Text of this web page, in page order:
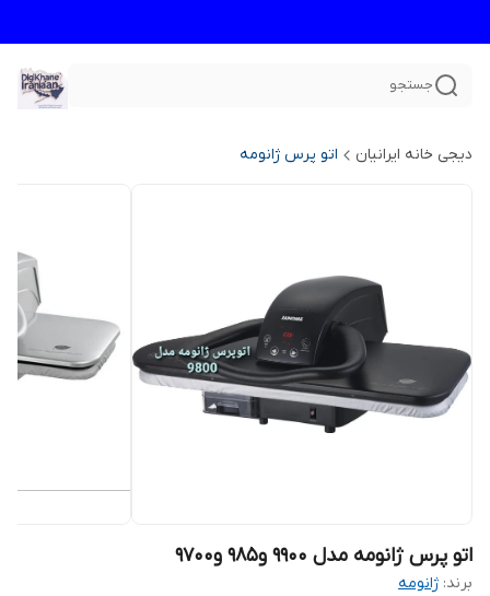
جستجو
دیجی خانه ایرانیان اتو پرس ژانومه
اتو پرس ژانومه مدل 9900 و985 و9700
برند: ژانومه